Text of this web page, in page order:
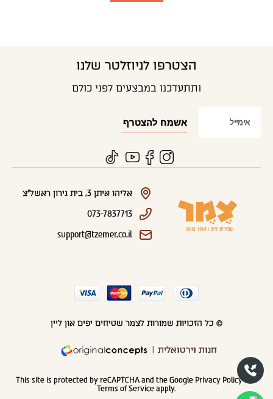
הצטרפו לניוזלטר שלנו
ותתעדכנו במבצעים לפני כולם
אליהו איתן 3, בית גירון ראשל"צ
073-7837713
support@tzemer.co.il
© כל הזכויות שמורות לצמר שטיחים יפים און ליין
חנות וירטואלית
This site is protected by reCAPTCHA and the Google Privacy Policyand
Terms of Service apply.